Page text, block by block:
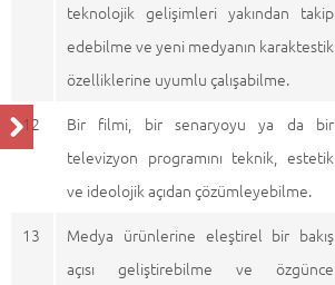
teknolojik gelişimleri yakından takip
edebilme ve yeni medyanın karaktestik
özelliklerine uyumlu çalışabilme.
12
Bir filmi, bir senaryoyu ya da bir
televizyon programını teknik, estetik
ve ideolojik açıdan çözümleyebilme.
13
Medya ürünlerine eleştirel bir bakış
açısı geliştirebilme ve özgünce